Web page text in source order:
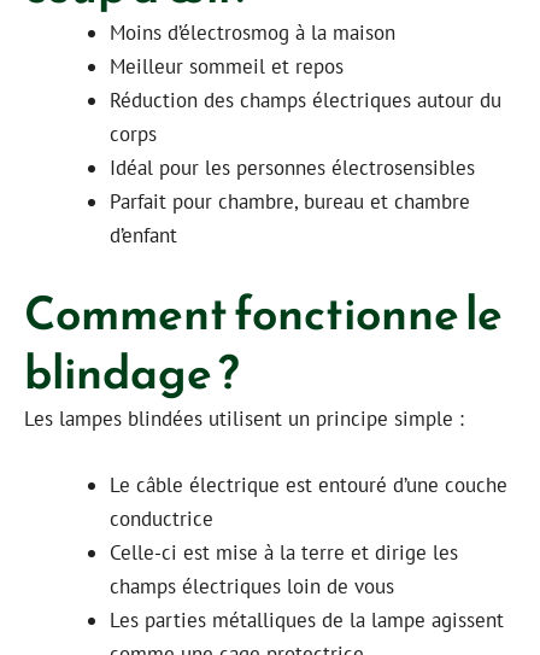
Moins d’électrosmog à la maison
Meilleur sommeil et repos
Réduction des champs électriques autour du
corps
Idéal pour les personnes électrosensibles
Parfait pour chambre, bureau et chambre
d’enfant
Comment fonctionne le
blindage ?
Les lampes blindées utilisent un principe simple :
Le câble électrique est entouré d’une couche
conductrice
Celle-ci est mise à la terre et dirige les
champs électriques loin de vous
Les parties métalliques de la lampe agissent